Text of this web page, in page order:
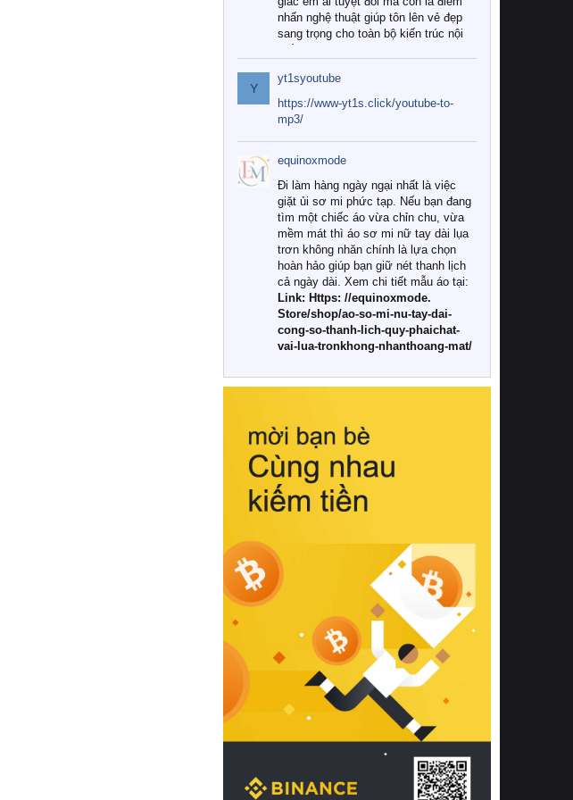
nhấn nghệ thuật giúp tôn lên vẻ đẹp
sang trọng cho toàn bộ kiến trúc nội
Tuy nhiên, giữa thị trường đa dạng
với vô vàn thương hiệu và mẫu mã
như hiện nay, làm thế nào để chọn
được những bộ chăn ga gối đệm cao
cấp thực sự chất lượng, phù hợp với
khí hậu và nhu cầu sử dụng của gia
đình? Hãy cùng chúng tôi đi tìm lời
giải đáp chi tiết qua bài viết dưới đây.
1. Tại sao các gia đình hiện đại lại ưa
chuộng chăn ga gối đệm cao cấp?
Khác với các dòng sản phẩm thông
thường, những bộ chăn ga gối đệm
cao cấp trải qua quy trình sản xuất
nghiêm ngặt từ khâu chọn lọc nguyên
liệu tự nhiên đến công nghệ dệt
nhuộm hiện đại không chứa hóa chất
này, bạn sẽ cảm nhận rõ rệt sự khác
hồi chuẩn xác của phần đệm nâng đỡ
cột sống.
Bên cạnh đó, việc lựa chọn các dòng
sản phẩm đạt chuẩn chất lượng quốc
tế còn giúp ngăn ngừa tình trạng kích
khuẩn và nấm mốc trong điều kiện
thời tiết nóng ẩm. Bạn có thể tìm hiểu
thêm các nghiên cứu khoa học về tác
động của giấc ngủ và môi trường
phòng ngủ đối với sức khỏe con
người tại Sleep Foundation (External
Link) để có cái nhìn toàn diện hơn.
2. Các tiêu chí vàng khi lựa chọn
chăn ga gối đệm cao cấp cho phòng
ngủ
Để sở hữu một bộ chăn ga gối đệm
cao cấp hoàn hảo cả về thẩm mỹ lẫn
công năng, người tiêu dùng cần cân
nhắc kỹ lưỡng các tiêu chí quan trọng
Y
yt1syoutube
https://www-yt1s.click/youtube-to-
mp3/
equinoxmode
Đi làm hàng ngày ngại nhất là việc
giặt ủi sơ mi phức tạp. Nếu bạn đang
tìm một chiếc áo vừa chỉn chu, vừa
mềm mát thì áo sơ mi nữ tay dài lụa
trơn không nhăn chính là lựa chọn
hoàn hảo giúp bạn giữ nét thanh lịch
cả ngày dài. Xem chi tiết mẫu áo tại:
Link: Https: //equinoxmode.
Store/shop/ao-so-mi-nu-tay-dai-
cong-so-thanh-lich-quy-phaichat-
vai-lua-tronkhong-nhanthoang-mat/